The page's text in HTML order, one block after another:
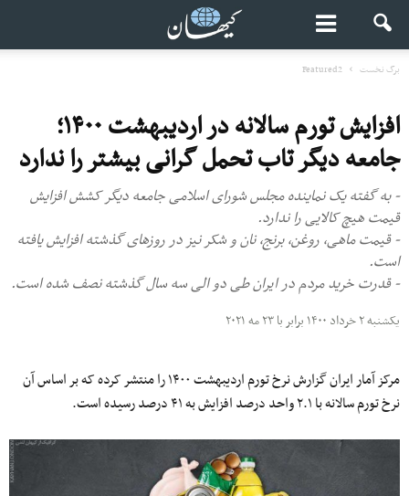
برگ نخست Featured2
افزایش تورم سالانه در اردیبهشت ۱۴۰۰؛
جامعه دیگر تاب تحمل گرانی بیشتر را ندارد
- به گفته یک نماینده مجلس شورای اسلامی جامعه دیگر کشش افزایش
قیمت هیچ کالایی را ندارد.
- قیمت ماهی، روغن، برنج، نان و شکر نیز در روزهای گذشته افزایش یافته
است.
- قدرت خرید مردم در ایران طی دو الی سه سال گذشته نصف شده است.
یکشنبه ۲ خرداد ۱۴۰۰ برابر با ۲۳ مه ۲۰۲۱
مرکز آمار ایران گزارش نرخ تورم اردیبهشت ١۴٠٠ را منتشر کرده که بر اساس آن
نرخ تورم سالانه با ٢.١ واحد درصد افزایش به ۴١ درصد رسیده است.